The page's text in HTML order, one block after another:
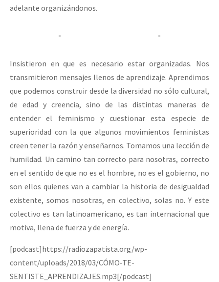
adelante organizándonos.
Insistieron en que es necesario estar organizadas. Nos
transmitieron mensajes llenos de aprendizaje. Aprendimos
que podemos construir desde la diversidad no sólo cultural,
de edad y creencia, sino de las distintas maneras de
entender el feminismo y cuestionar esta especie de
superioridad con la que algunos movimientos feministas
creen tener la razón y enseñarnos. Tomamos una lección de
humildad. Un camino tan correcto para nosotras, correcto
en el sentido de que no es el hombre, no es el gobierno, no
son ellos quienes van a cambiar la historia de desigualdad
existente, somos nosotras, en colectivo, solas no. Y este
colectivo es tan latinoamericano, es tan internacional que
motiva, llena de fuerza y de energía.
[podcast]https://radiozapatista.org/wp-
content/uploads/2018/03/CÓMO-TE-
SENTISTE_APRENDIZAJES.mp3[/podcast]